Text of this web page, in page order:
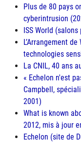
Plus de 80 pays
cyberintrusion
ISS World
L’Arrangement
technologies
La CNIL, 40 ans
« Echelon n'est
Campbell,
2001)
What is known
2012, mis à jour
Echelon (site de